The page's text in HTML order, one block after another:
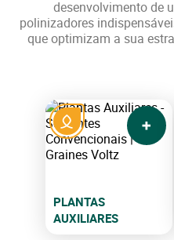
desenvolvimento de
polinizadores
que optimizam a sua
PLANTAS
AUXILIARES